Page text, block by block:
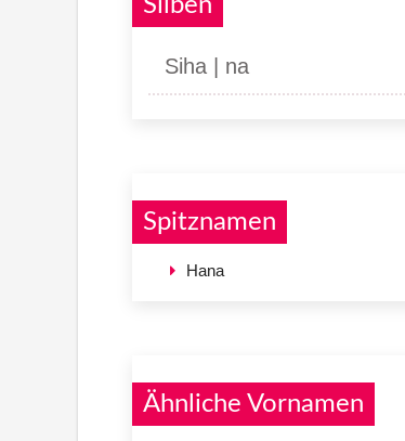
Silben
Siha | na
Spitznamen
Hana
Ähnliche Vornamen